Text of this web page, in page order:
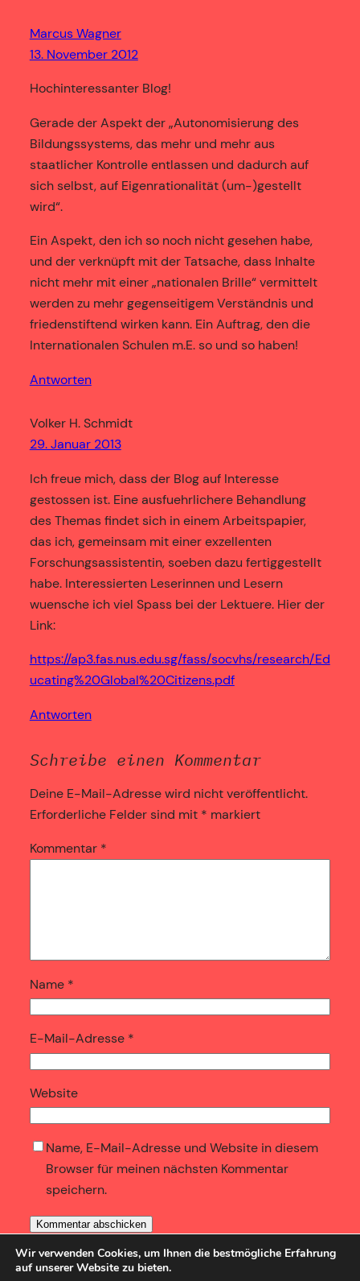
Marcus Wagner
13. November 2012
Hochinteressanter Blog!
Gerade der Aspekt der „Autonomisierung des
Bildungssystems, das mehr und mehr aus
staatlicher Kontrolle entlassen und dadurch auf
sich selbst, auf Eigenrationalität (um-)gestellt
wird“.
Ein Aspekt, den ich so noch nicht gesehen habe,
und der verknüpft mit der Tatsache, dass Inhalte
nicht mehr mit einer „nationalen Brille“ vermittelt
werden zu mehr gegenseitigem Verständnis und
friedenstiftend wirken kann. Ein Auftrag, den die
Internationalen Schulen m.E. so und so haben!
Antworten
Volker H. Schmidt
29. Januar 2013
Ich freue mich, dass der Blog auf Interesse
gestossen ist. Eine ausfuehrlichere Behandlung
des Themas findet sich in einem Arbeitspapier,
das ich, gemeinsam mit einer exzellenten
Forschungsassistentin, soeben dazu fertiggestellt
habe. Interessierten Leserinnen und Lesern
wuensche ich viel Spass bei der Lektuere. Hier der
Link:
https://ap3.fas.nus.edu.sg/fass/socvhs/research/Ed
ucating%20Global%20Citizens.pdf
Antworten
Schreibe einen Kommentar
Deine E-Mail-Adresse wird nicht veröffentlicht.
Erforderliche Felder sind mit * markiert
Kommentar *
Name *
E-Mail-Adresse *
Website
Name, E-Mail-Adresse und Website in diesem
Browser für meinen nächsten Kommentar
speichern.
Wir verwenden Cookies, um Ihnen die bestmögliche Erfahrung
auf unserer Website zu bieten.